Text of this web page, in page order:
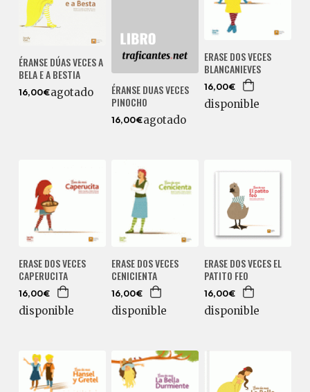
ÉRANSE DÚAS VECES A
BELA E A BESTIA
16,00€agotado
ÉRANSE DUAS VECES
PINOCHO
16,00€agotado
ERASE DOS VECES
BLANCANIEVES
16,00€
disponible
ERASE DOS VECES
CAPERUCITA
16,00€
disponible
ERASE DOS VECES
CENICIENTA
16,00€
disponible
ERASE DOS VECES EL
PATITO FEO
16,00€
disponible